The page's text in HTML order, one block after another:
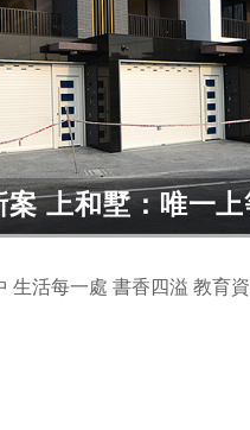
上和墅：唯一上
生活每一處 書香四溢 教育